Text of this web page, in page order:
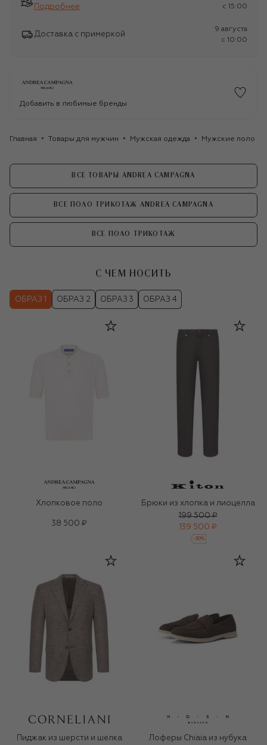
Подробнее
c 15:00
Доставка с примеркой
9 августа
c 10:00
Добавить в любимые бренды
Главная Товары для мужчин Мужская одежда Мужские поло
ВСЕ ТОВАРЫ ANDREA CAMPAGNA
ВСЕ ПОЛО ТРИКОТАЖ ANDREA CAMPAGNA
ВСЕ ПОЛО ТРИКОТАЖ
С ЧЕМ НОСИТЬ
ОБРАЗ 1 ОБРАЗ 2 ОБРАЗ 3 ОБРАЗ 4
Хлопковое поло
38 500 ₽
Брюки из хлопка и лиоцелла
199 500 ₽
139 500 ₽
-30%
Пиджак из шерсти и шелка Лоферы Chiaia из нубука